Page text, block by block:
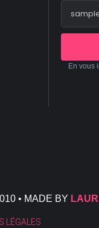
En vous
• MADE BY
LÉGALES